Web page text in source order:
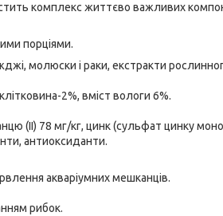
комплекс життєво важливих
порціями.
молюски і раки, екстракти
2%, вміст вологи 6%.
(II) 78 мг/кг, цинк (сульфат цинку
антиоксиданти.
акваріумних мешканців.
рибок.